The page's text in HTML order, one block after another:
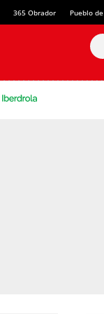
365 Obrador Pueblo